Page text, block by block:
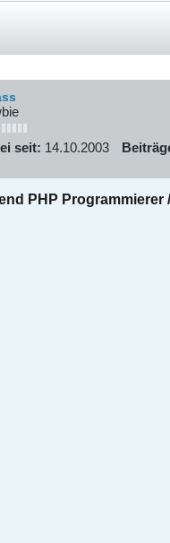
seit: 14.10.2003
PHP Programmierer